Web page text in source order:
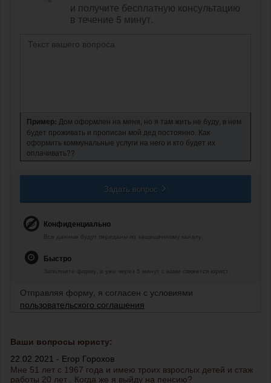
и получите бесплатную консультацию
в течение 5 минут.
Пример: Дом оформлен на меня, но я там жить не буду, в нем
будет проживать и прописан мой дед постоянно. Как
оформить коммунальные услуги на него и кто будет их
оплачивать??
Задать вопрос
Конфиденциально
Все данные будут переданы по защищенному каналу.
Быстро
Заполните форму, и уже через 5 минут с вами свяжется юрист.
Отправляя форму, я согласен с условиями
пользовательского соглашения
Ваши вопросы юристу:
22.02.2021 - Егор Горохов
Мне 51 лет с 1967 года и имею троих взрослых детей и стаж
работы 20 лет . Когда же я выйду на пенсию?